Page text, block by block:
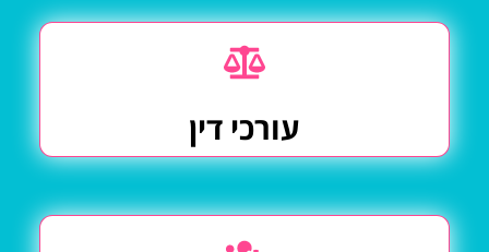
עורכי דין